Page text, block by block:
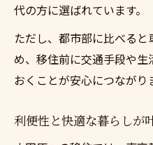
代の方に選ばれています。
ただし、都市部に比べる
め、移住前に交通手段や
おくことが安心につながり
利便性と快適な暮らしが